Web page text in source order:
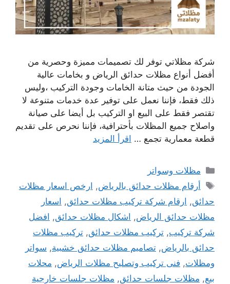
شركة مظلاتي توفر لك تصميمات مميزة وحصرية من
أفضل أنواع مظلات حدائق الرياض و بخامات عالية
الجودة من حيث متانة الخامات وجودة التركيب ،وليس
ذلك فقط، فإننا نعمل على توفير عدة خدمات متنوعة لا
تقتصر فقط على البيع او التركيب بل أيضا على صيانة
واصلاح جميع المظلات بأحترافية، فإننا نحرص على تقديم
قطعة معمارية تجمع … اقرأ المزيد
التصنيفات
مظلات وسواتر
الوسوم
أرقام مظلات حدائق بالرياض, ارخص اسعار مظلات
حدائق, ارقام شركة تركيب مظلات حدائق, اسعار
مظلات حدائق الرياض, اشكال مظلات حدائق, افضل
شركة تركيب, تركيب مظلات حدائق, تركيب مظلات
حدائق بالرياض, تصاميم مظلات حدائق خشبية, سواتر
ومظلات, فنى تركيب وتصليح مظلات الرياض, محلات
بيع, مظلات جلسات حدائق, مظلات جلسات خارجية